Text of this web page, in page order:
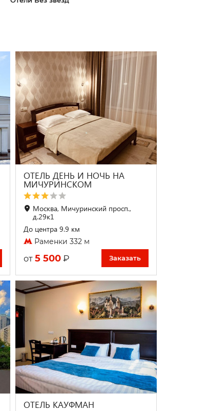
ОТЕЛЬ ДЕНЬ И НОЧЬ НА
МИЧУРИНСКОМ
Москва, Мичуринский просп.,
д.29к1
До центра 9.9 км
Раменки 332 м
от5 500 ₽ Заказать
ОТЕЛЬ КАУФМАН